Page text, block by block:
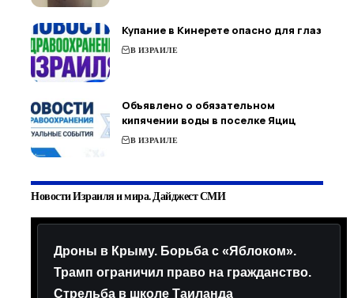
Купание в Кинерете опасно для глаз
В ИЗРАИЛЕ
Объявлено о обязательном
кипячении воды в поселке Яциц
В ИЗРАИЛЕ
Новости Израиля и мира. Дайджест СМИ